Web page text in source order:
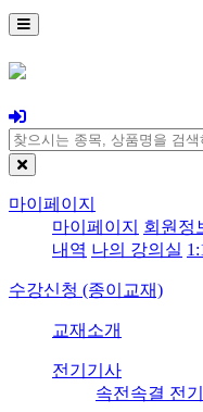
마이페이지
마이페이지
회원정
내역 나의 강의실
수강신청 (종이교재)
교재소개
전기기사
속전속결 전